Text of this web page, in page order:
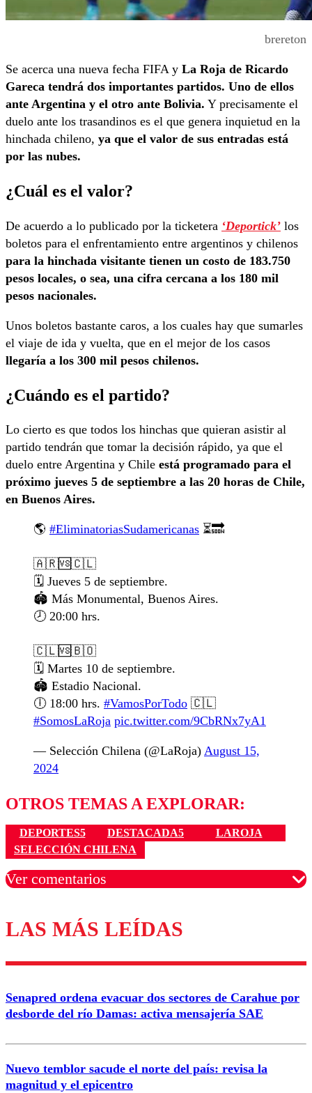
brereton
Se acerca una nueva fecha FIFA y La Roja de Ricardo
Gareca tendrá dos importantes partidos. Uno de ellos
ante Argentina y el otro ante Bolivia. Y precisamente el
duelo ante los trasandinos es el que genera inquietud en la
hinchada chileno, ya que el valor de sus entradas está
por las nubes.
¿Cuál es el valor?
De acuerdo a lo publicado por la ticketera ‘Deportick’ los
boletos para el enfrentamiento entre argentinos y chilenos
para la hinchada visitante tienen un costo de 183.750
pesos locales, o sea, una cifra cercana a los 180 mil
pesos nacionales.
Unos boletos bastante caros, a los cuales hay que sumarles
el viaje de ida y vuelta, que en el mejor de los casos
llegaría a los 300 mil pesos chilenos.
¿Cuándo es el partido?
Lo cierto es que todos los hinchas que quieran asistir al
partido tendrán que tomar la decisión rápido, ya que el
duelo entre Argentina y Chile está programado para el
próximo jueves 5 de septiembre a las 20 horas de Chile,
en Buenos Aires.
🌎 #EliminatoriasSudamericanas ⏳🔜
🇦🇷🆚🇨🇱
🗓️ Jueves 5 de septiembre.
🏟️ Más Monumental, Buenos Aires.
🕗 20:00 hrs.
🇨🇱🆚🇧🇴
🗓️ Martes 10 de septiembre.
🏟️ Estadio Nacional.
🕕 18:00 hrs. #VamosPorTodo 🇨🇱
#SomosLaRoja pic.twitter.com/9CbRNx7yA1
— Selección Chilena (@LaRoja) August 15,
2024
OTROS TEMAS A EXPLORAR:
DEPORTES5 DESTACADA5
LAROJA
SELECCIÓN CHILENA
Ver comentarios
Los comentarios son moderados para garantizar un
diálogo respetuoso.
Nombre
Correo
LAS MÁS LEÍDAS
Senapred ordena evacuar dos sectores de Carahue por
desborde del río Damas: activa mensajería SAE
Nuevo temblor sacude el norte del país: revisa la
magnitud y el epicentro